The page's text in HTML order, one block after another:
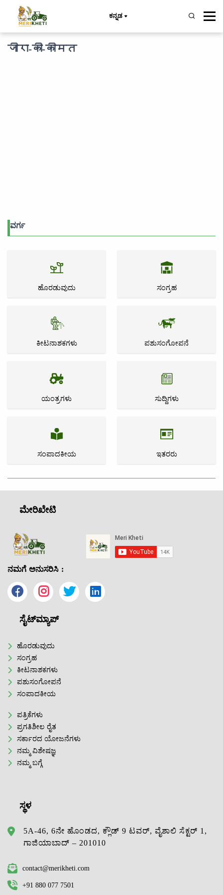
ಕನ್ನಡ
जीरा-की-कीमत
ವರ್ಗ
ಹೊರಡುವುದು ಸಂಗ್ರಹ
ಕೀಟನಾಶಕಗಳು ಪಶುಸಂಗೋಪನೆ
ಯಂತ್ರಗಳು ಸುದ್ದಿಗಳು
ಸಂಪಾದಕೀಯ ಇತರರು
ಮೇರಿಖೇಟಿ
ನಮಗೆ ಅನುಸರಿಸಿ :
ಸೈಟ್‌ಮ್ಯಾಪ್
ಹೊರಡುವುದು
ಸಂಗ್ರಹ
ಕೀಟನಾಶಕಗಳು
ಪಶುಸಂಗೋಪನೆ
ಸಂಪಾದಕೀಯ
ಪತ್ರಿಕೆಗಳು
ಪ್ರಗತಿಶೀಲ ರೈತ
ಸರ್ಕಾರದ ಯೋಜನೆಗಳು
ನಮ್ಮ ವಿಶೇಷಜ್ಞ
ನಮ್ಮ ಬಗ್ಗೆ
ಸ್ಥಳ
5A-46, 6ನೇ ಹೊಂಡದ, ಕ್ಲೌಡ್ 9 ಟವರ್, ವೈಶಾಲಿ ಸೆಕ್ಟರ್ 1,
ಗಾಜಿಯಾಬಾದ್ – 201010
contact@merikheti.com
+91 880 077 7501